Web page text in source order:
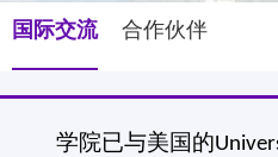
国际交流 合作伙伴
学院已与美国的